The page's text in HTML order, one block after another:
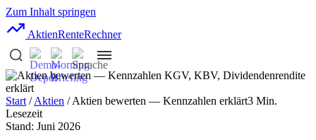
Zum Inhalt springen
AktienRenteRechner
Start /Aktien / Aktien bewerten — Kennzahlen erklärt3 Min.
Lesezeit
Stand: Juni 2026